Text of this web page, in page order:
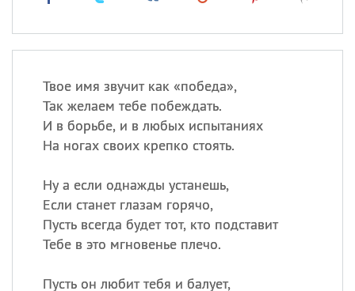
Твое имя звучит как «победа»,
Так желаем тебе побеждать.
И в борьбе, и в любых испытаниях
На ногах своих крепко стоять.
Ну а если однажды устанешь,
Если станет глазам горячо,
Пусть всегда будет тот, кто подставит
Тебе в это мгновенье плечо.
Пусть он любит тебя и балует,